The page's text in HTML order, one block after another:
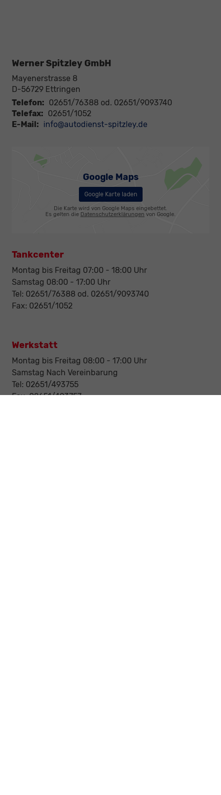
Werner Spitzley GmbH
Mayenerstrasse 8
D-56729 Ettringen
Telefon: 02651/76388 od. 02651/9093740
Telefax: 02651/1052
E-Mail: info@autodienst-spitzley.de
Google Maps
Google Karte laden
Die Karte wird von Google Maps eingebettet.
Es gelten die Datenschutzerklärungen von Google.
Tankcenter
Montag bis Freitag 07:00 - 18:00 Uhr
Samstag 08:00 - 17:00 Uhr
Tel: 02651/76388 od. 02651/9093740
Fax: 02651/1052
Werkstatt
Montag bis Freitag 08:00 - 17:00 Uhr
Samstag Nach Vereinbarung
Tel: 02651/493755
Fax: 02651/493757